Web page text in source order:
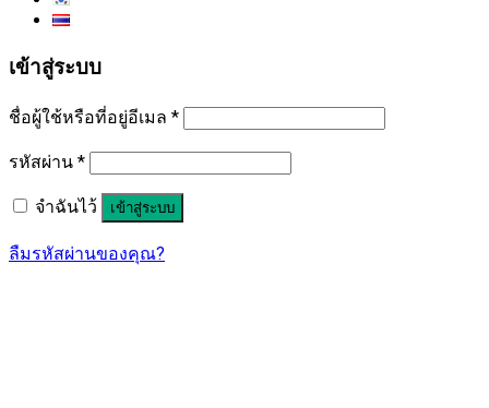
เข้าสู่ระบบ
ชื่อผู้ใช้หรือที่อยู่อีเมล *
รหัสผ่าน *
จำฉันไว้ เข้าสู่ระบบ
ลืมรหัสผ่านของคุณ?